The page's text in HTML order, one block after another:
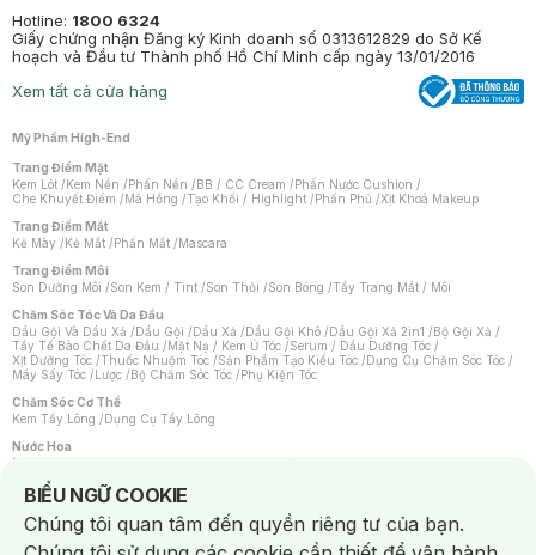
Hotline: 1800 6324
Giấy chứng nhận Đăng ký Kinh doanh số 0313612829 do Sở Kế
hoạch và Đầu tư Thành phố Hồ Chí Minh cấp ngày 13/01/2016
Xem tất cả cửa hàng
Mỹ Phẩm High-End
Trang Điểm Mặt
Kem Lót /Kem Nền /Phấn Nền /BB / CC Cream /Phấn Nước Cushion /
Che Khuyết Điểm /Má Hồng /Tạo Khối / Highlight /Phấn Phủ /Xịt Khoá Makeup
Trang Điểm Mắt
Kẻ Mày /Kẻ Mắt /Phấn Mắt /Mascara
Trang Điểm Môi
Son Dưỡng Môi /Son Kem / Tint /Son Thỏi /Son Bóng /Tẩy Trang Mắt / Môi
Chăm Sóc Tóc Và Da Đầu
Dầu Gội Và Dầu Xả /Dầu Gội /Dầu Xả /Dầu Gội Khô /Dầu Gội Xả 2in1 /Bộ Gội Xả /
Tẩy Tế Bào Chết Da Đầu /Mặt Nạ / Kem Ủ Tóc /Serum / Dầu Dưỡng Tóc /
Xịt Dưỡng Tóc /Thuốc Nhuộm Tóc /Sản Phẩm Tạo Kiểu Tóc /Dụng Cụ Chăm Sóc Tóc /
Máy Sấy Tóc /Lược /Bộ Chăm Sóc Tóc /Phụ Kiện Tóc
Chăm Sóc Cơ Thể
Kem Tẩy Lông /Dụng Cụ Tẩy Lông
Nước Hoa
Nước Hoa Nữ
Chăm Sóc Cá Nhân
Chống Muỗi /Khẩu Trang /Máy Massage/Mặt Nạ Xông Hơi /Nước Rửa Tay/
Sản Phẩm Chăm Sóc Khác /Bàn Chải Đánh Răng /Bàn Chải Điện/
Hỗ Trợ Trắng Răng/Kem Đánh Răng /Máy Tăm Nước/ Nước Súc Miệng/
BIỂU NGỮ COOKIE
Notice about cookies usage
Chúng tôi quan tâm đến quyền riêng tư của bạn.